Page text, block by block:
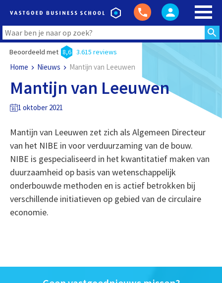
Beoordeeld met 8,6 3.615 reviews
Home Nieuws Mantijn van Leeuwen
Mantijn van Leeuwen
1 oktober 2021
Mantijn van Leeuwen zet zich als Algemeen Directeur
van het NIBE in voor verduurzaming van de bouw.
NIBE is gespecialiseerd in het kwantitatief maken van
duurzaamheid op basis van wetenschappelijk
onderbouwde methoden en is actief betrokken bij
verschillende initiatieven op gebied van de circulaire
economie.